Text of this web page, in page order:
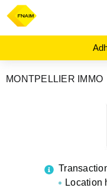
MONTPELLIER IMMO
Location